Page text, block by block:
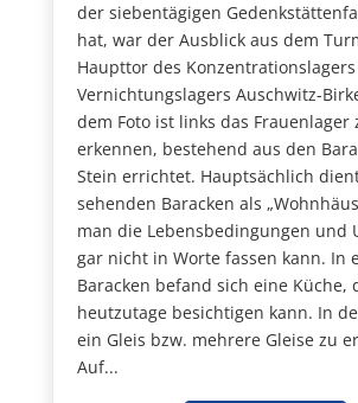
der siebentägigen
hat, war der Ausblick aus dem
Haupttor des
Vernichtungslagers Auschwitz-
dem Foto ist links das Frauenlager
erkennen, bestehend aus den
Stein errichtet. Hauptsächlich
sehenden Baracken als
man die Lebensbedingungen und
gar nicht in Worte fassen kann. In
Baracken befand sich eine Küche,
heutzutage besichtigen kann. In
ein Gleis bzw. mehrere Gleise zu
Auf...